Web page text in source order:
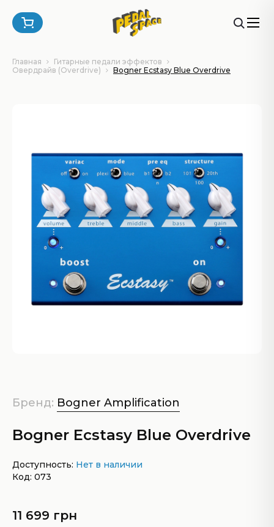
Главная
Гитарные педали эффектов
Овердрайв (Overdrive)
Bogner Ecstasy Blue Overdrive
Бренд: Bogner Amplification
Bogner Ecstasy Blue Overdrive
Доступность: Нет в наличии
Код: 073
11 699 грн